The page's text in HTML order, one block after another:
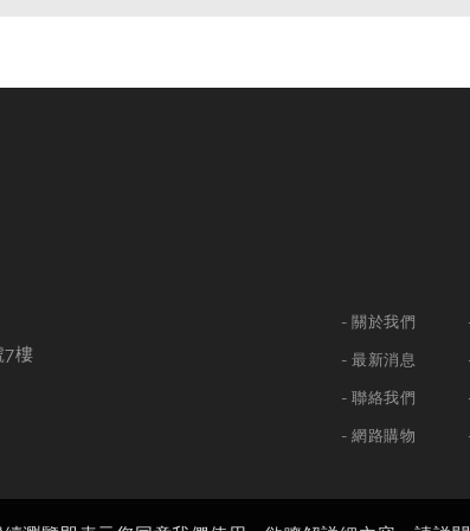
7樓
關於我們
最新消息
聯絡我們
網路購物